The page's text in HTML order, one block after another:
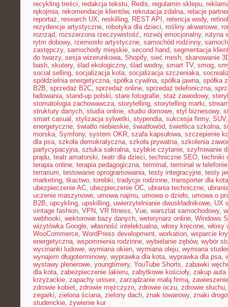
recykling treści, redakcja tekstu, Redis, regulamin sklepu,
rękojmia, rekomendacje klientów, rekrutacja zdalna, relacje
reportaż, research UX, reskilling, REST API , retencja wody, retinol
rezydencje artystyczne, robotyka dla dzieci, rośliny akwariowe,
rozrząd, rozszerzona rzeczywistość, rozwój emocjonalny, rutyna
rytm dobowy, rzemiosło artystyczne, samochód rodzinny,
zastępczy, samochody miejskie, second hand, segmentacja
do twarzy, sesja wizerunkowa, Shopify, sieć mesh, skanowanie
bash, skutery, ślad ekologiczny, ślad wodny, smart TV, smog,
social selling, socjalizacja kota, socjalizacja szczeniaka,
spółdzielnia energetyczna, spółka cywilna, spółka jawna, spółka
B2B, sprzedaż B2C, sprzedaż online, sprzedaż telefoniczna,
ładowania, stand-up polski, stare fotografie, staż zawodowy,
stomatologia zachowawcza, storytelling, storytelling marki,
struktury danych, studia online, studio domowe, styl biznesowy,
smart casual , stylizacja sylwetki, stypendia, sukcesja firmy, SUV
energetyczne, światło niebieskie, światłowód, świetlica szkolna,
morska, Symfony, system OKR, szafa kapsułowa, szczepienie
dla psa, szkoła demokratyczna, szkoła prywatna, szkolenia
partycypacyjna, sztuka sakralna, szybkie czytanie, szyfrowanie
prądu, teatr amatorski, teatr dla dzieci, techniczne SEO, techniki
terapia online, terapia pedagogiczna, terminal , terminal w telefonie
terrarium, testowanie oprogramowania, testy integracyjne, testy
marketing, tkactwo, torebki, tradycje rodzinne, transporter dla kota
ubezpieczenie AC, ubezpieczenie OC, ubrania techniczne,
uczenie maszynowe, umowa najmu, umowa o dzieło, umowa o
B2B, upcykling, upskilling, uwierzytelnianie dwuskładnikowe, UX
vintage fashion, VPN, VR fitness, Vue, warsztat samochodowy,
webhooki, wektorowe bazy danych, weterynarz online, Windows
wizytówka Google, własność intelektualna, włosy kręcone, włosy
WooCommerce, WordPress development, workation, wsparcie
energetyczna, wspomnienia rodzinne, wybielanie zębów, wybór
wycinanki ludowe, wymiana okien, wymiana oleju, wymiana
wynajem długoterminowy, wyprawka dla kota, wyprawka dla psa,
wystawy plenerowe, youngtimery, YouTube Shorts, zabawki
dla kota, zabezpieczenie lakieru, zabytkowe kościoły, zakup auta
krzyżackie, zapachy unisex, zarządzanie małą firmą, zawieszenie
zdrowie kobiet, zdrowie mężczyzn, zdrowie oczu, zdrowie słuchu
zegarki, zielona ściana, zielony dach, znak towarowy, znaki
studenckie, żywienie kur